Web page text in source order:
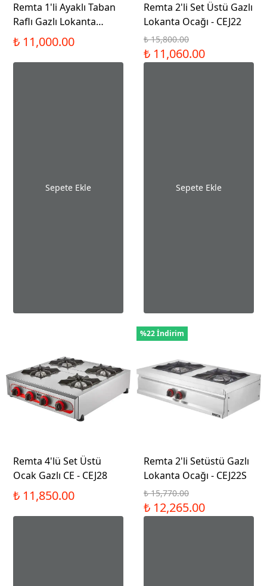
Remta 1'li Ayaklı Taban
Raflı Gazlı Lokanta
Ocağı - CEJ21L
₺ 11,000.00
Sepete Ekle
Remta 2'li Set Üstü Gazlı
Lokanta Ocağı - CEJ22
₺ 15,800.00
₺ 11,060.00
Sepete Ekle
Remta 4'lü Set Üstü
Ocak Gazlı CE - CEJ28
₺ 11,850.00
%22 İndirim
Remta 2'li Setüstü Gazlı
Lokanta Ocağı - CEJ22S
₺ 15,770.00
₺ 12,265.00